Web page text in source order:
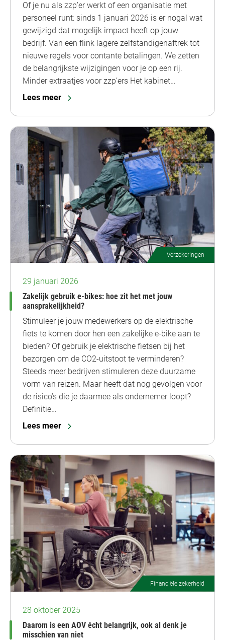
Of je nu als zzp’er werkt of een organisatie met
personeel runt: sinds 1 januari 2026 is er nogal wat
gewijzigd dat mogelijk impact heeft op jouw
bedrijf. Van een flink lagere zelfstandigenaftrek tot
nieuwe regels voor contante betalingen. We zetten
de belangrijkste wijzigingen voor je op een rij.
Minder extraatjes voor zzp’ers Het kabinet…
Lees meer
Verzekeringen
29 januari 2026
Zakelijk gebruik e-bikes: hoe zit het met jouw
aansprakelijkheid?
Stimuleer je jouw medewerkers op de elektrische
fiets te komen door hen een zakelijke e-bike aan te
bieden? Of gebruik je elektrische fietsen bij het
bezorgen om de CO2-uitstoot te verminderen?
Steeds meer bedrijven stimuleren deze duurzame
vorm van reizen. Maar heeft dat nog gevolgen voor
de risico’s die je daarmee als ondernemer loopt?
Definitie…
Lees meer
Financiële zekerheid
28 oktober 2025
Daarom is een AOV écht belangrijk, ook al denk je
misschien van niet